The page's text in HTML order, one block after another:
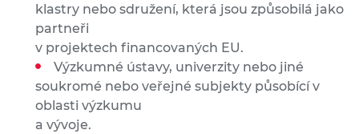
klastry nebo sdružení, která jsou způsobilá jako
partneři
v projektech financovaných EU.
Výzkumné ústavy, univerzity nebo jiné
soukromé nebo veřejné subjekty působící v
oblasti výzkumu
a vývoje.